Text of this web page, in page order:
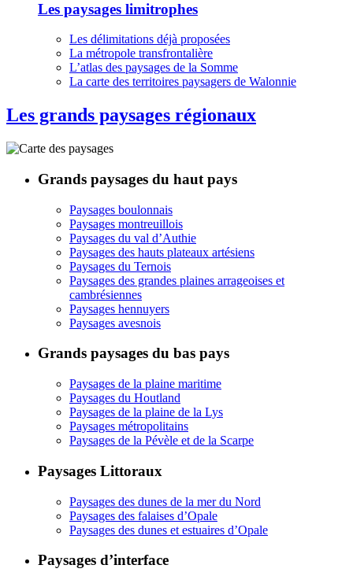
Les paysages limitrophes
Les délimitations déjà proposées
La métropole transfrontalière
L’atlas des paysages de la Somme
La carte des territoires paysagers de Walonnie
Les grands paysages régionaux
Grands paysages du haut pays
Paysages boulonnais
Paysages montreuillois
Paysages du val d’Authie
Paysages des hauts plateaux artésiens
Paysages du Ternois
Paysages des grandes plaines arrageoises et
cambrésiennes
Paysages hennuyers
Paysages avesnois
Grands paysages du bas pays
Paysages de la plaine maritime
Paysages du Houtland
Paysages de la plaine de la Lys
Paysages métropolitains
Paysages de la Pévèle et de la Scarpe
Paysages Littoraux
Paysages des dunes de la mer du Nord
Paysages des falaises d’Opale
Paysages des dunes et estuaires d’Opale
Paysages d’interface